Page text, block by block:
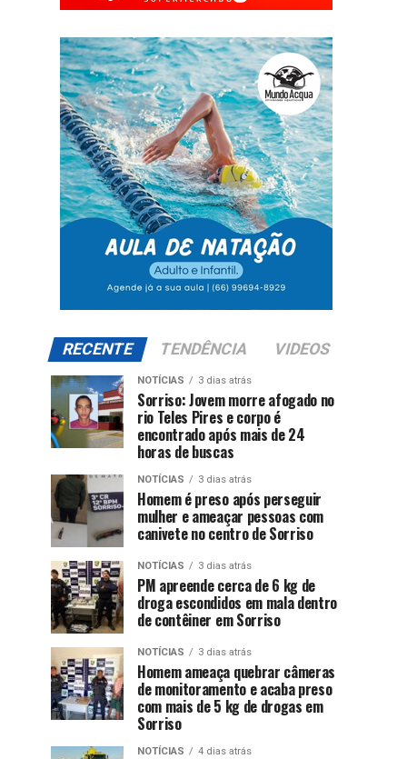
RECENTE TENDÊNCIA VIDEOS
NOTÍCIAS 3 dias atrás
Sorriso: Jovem morre afogado no
rio Teles Pires e corpo é
encontrado após mais de 24
horas de buscas
NOTÍCIAS 3 dias atrás
Homem é preso após perseguir
mulher e ameaçar pessoas com
canivete no centro de Sorriso
NOTÍCIAS 3 dias atrás
PM apreende cerca de 6 kg de
droga escondidos em mala dentro
de contêiner em Sorriso
NOTÍCIAS 3 dias atrás
Homem ameaça quebrar câmeras
de monitoramento e acaba preso
com mais de 5 kg de drogas em
Sorriso
NOTÍCIAS 4 dias atrás